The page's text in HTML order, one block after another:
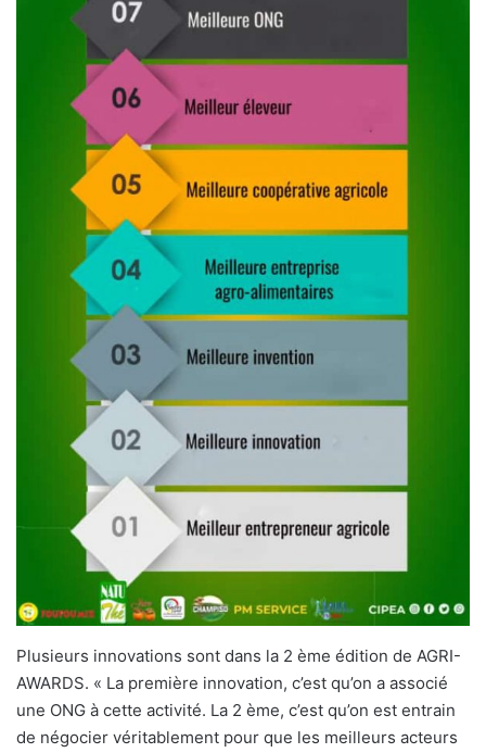
Plusieurs innovations sont dans la 2 ème édition de AGRI-
AWARDS. « La première innovation, c’est qu’on a associé
une ONG à cette activité. La 2 ème, c’est qu’on est entrain
de négocier véritablement pour que les meilleurs acteurs